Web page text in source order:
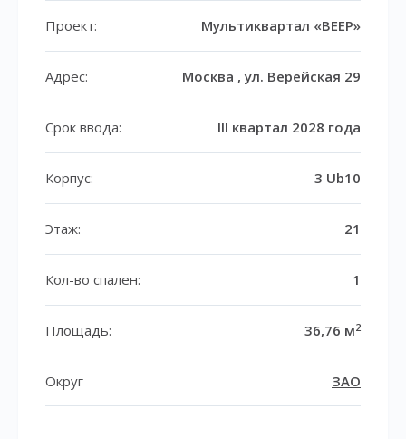
Проект: Мультиквартал «ВЕЕР»
Адрес: Москва , ул. Верейская 29
Срок ввода: III квартал 2028 года
Корпус: 3 Ub10
Этаж: 21
Кол-во спален: 1
Площадь: 36,76 м2
Округ ЗАО